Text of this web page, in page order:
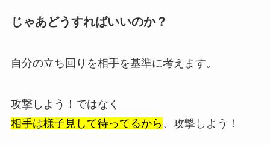
じゃあどうすればいいのか？
自分の立ち回りを相手を基準に考えます。
攻撃しよう！ではなく
相手は様子見して待ってるから 、攻撃しよう！